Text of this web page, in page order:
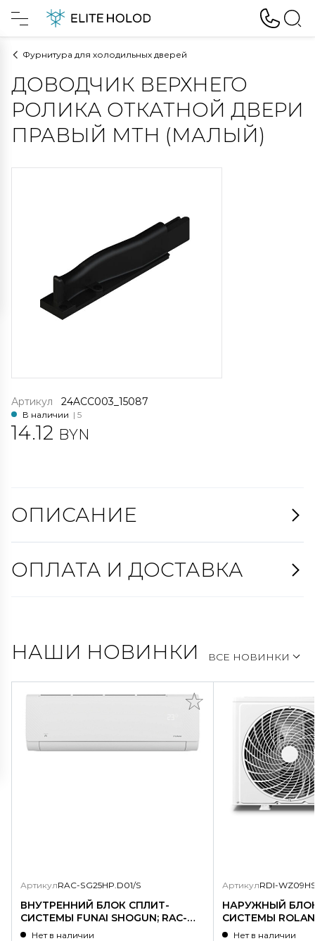
Фурнитура для холодильных дверей
ДОВОДЧИК ВЕРХНЕГО
РОЛИКА ОТКАТНОЙ ДВЕРИ
ПРАВЫЙ MTH (МАЛЫЙ)
Артикул 24ACC003_15087
В наличии | 5
14.12 BYN
ОПИСАНИЕ
ОПЛАТА И ДОСТАВКА
НАШИ НОВИНКИ ВСЕ НОВИНКИ
АртикулRAC-SG25HP.D01/S
ВНУТРЕННИЙ БЛОК СПЛИТ-
СИСТЕМЫ FUNAI SHOGUN; RAC-
SG25HP.D01/S
Нет в наличии
АртикулRDI-
НАРУЖНЫЙ
СИСТЕМЫ
WZ09HSS/N1-
Нет в наличии